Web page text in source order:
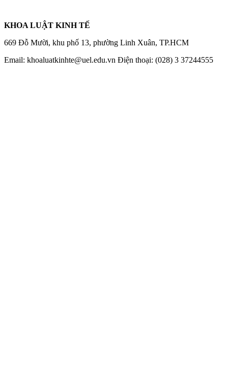
KHOA LUẬT KINH TẾ
669 Đỗ Mười, khu phố 13, phường Linh Xuân, TP.HCM
Email: khoaluatkinhte@uel.edu.vn Điện thoại: (028) 3 37244555